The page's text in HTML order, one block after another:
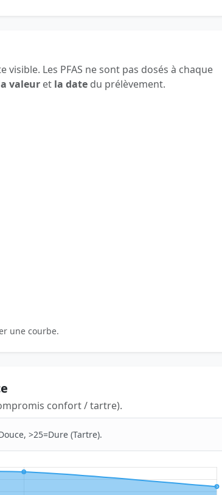
visible. Les PFAS ne sont pas dosés à chaque
valeur et la date du prélèvement.
une courbe.
confort / tartre).
>25=Dure (Tartre).